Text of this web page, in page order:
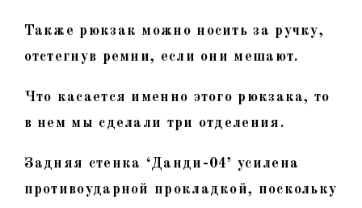
Также рюкзак можно носить за ручку,
отстегнув ремни, если они мешают.
Что касается именно этого рюкзака, то
в нем мы сделали три отделения.
Задняя стенка ‘Данди-04’ усилена
противоударной прокладкой, поскольку